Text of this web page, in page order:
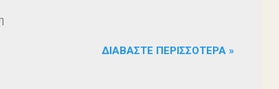
ΔΙΑΒΆΣΤΕ ΠΕΡΙΣΣΌΤΕΡΑ »